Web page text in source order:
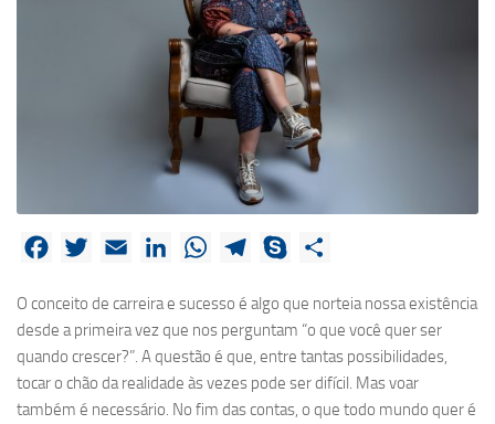
Facebook
Twitter Email LinkedInWhatsAppTelegram
Skype
O conceito de carreira e sucesso é algo que norteia nossa existência
desde a primeira vez que nos perguntam “o que você quer ser
quando crescer?”. A questão é que, entre tantas possibilidades,
tocar o chão da realidade às vezes pode ser difícil. Mas voar
também é necessário. No fim das contas, o que todo mundo quer é